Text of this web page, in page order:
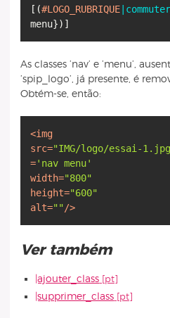
[ (#LOGO_RUBRIQUE
menu}) ]
As classes ’nav’ e ’menu’,
’spip_logo’, já presente, é
Obtém-se, então:
<img
src="IMG/logo/essai-
='nav menu'
width="800"
height="600"
alt="" />
Ver também
|ajouter_class
|supprimer_class